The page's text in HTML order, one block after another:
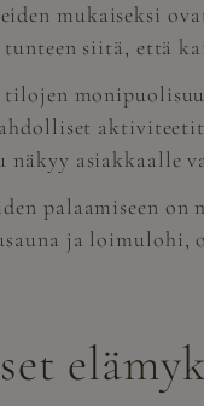
mukaiseksi
siitä, että
aktiviteetit
asiakkaalle
palaamiseen
ja